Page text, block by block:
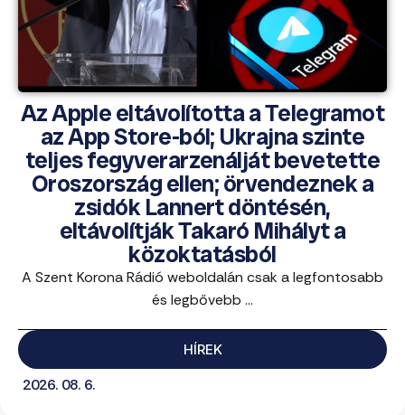
Az Apple eltávolította a Telegramot
az App Store-ból; Ukrajna szinte
teljes fegyverarzenálját bevetette
Oroszország ellen; örvendeznek a
zsidók Lannert döntésén,
eltávolítják Takaró Mihályt a
közoktatásból
A Szent Korona Rádió weboldalán csak a legfontosabb
és legbővebb ...
HÍREK
2026. 08. 6.